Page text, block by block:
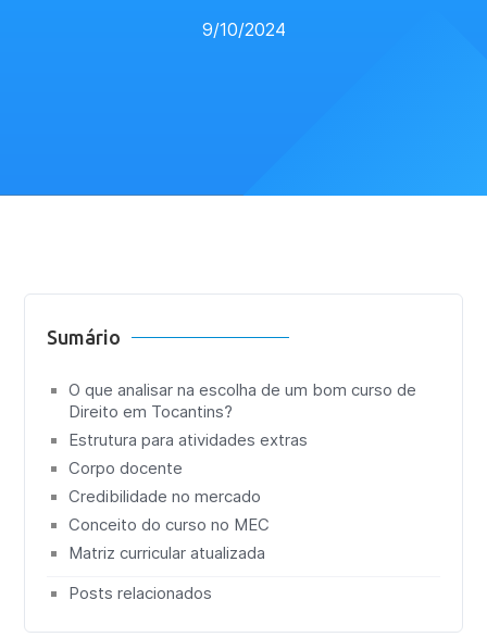
9/10/2024
Sumário
O que analisar na escolha de um bom curso de
Direito em Tocantins?
Estrutura para atividades extras
Corpo docente
Credibilidade no mercado
Conceito do curso no MEC
Matriz curricular atualizada
Posts relacionados